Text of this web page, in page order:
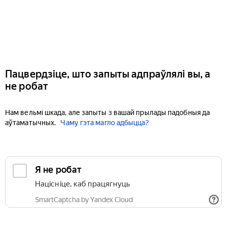
Пацвердзіце, што запыты адпраўлялі вы, а
не робат
Нам вельмі шкада, але запыты з вашай прылады падобныя да
аўтаматычных.
Чаму гэта магло адбыцца?
Я не робат
Націсніце, каб працягнуць
SmartCaptcha by Yandex Cloud